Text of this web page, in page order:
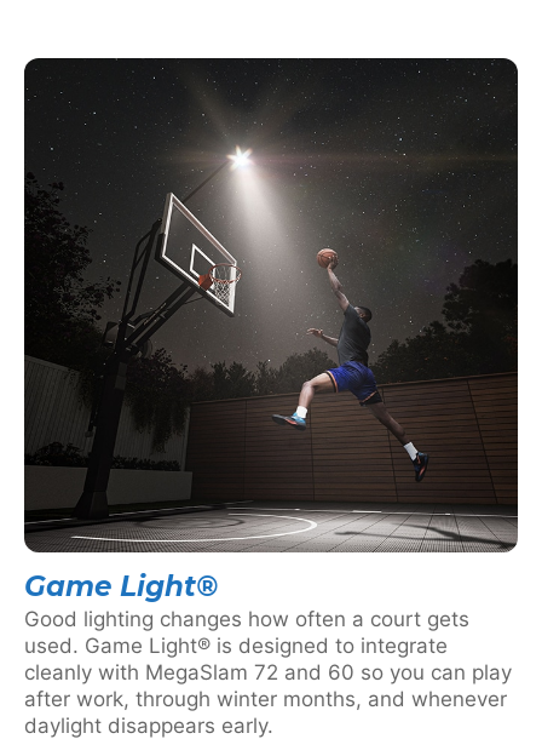
Game Light®
Good lighting changes how often a court gets
used. Game Light® is designed to integrate
cleanly with MegaSlam 72 and 60 so you can play
after work, through winter months, and whenever
daylight disappears early.